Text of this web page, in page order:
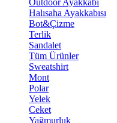
Outdoor Ayakkabı
Halısaha Ayakkabısı
Bot&Çizme
Terlik
Sandalet
Tüm Ürünler
Sweatshirt
Mont
Polar
Yelek
Ceket
Yağmurluk